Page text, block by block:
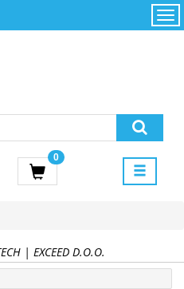
0
Početna
korišćenja i
PoweredByAsus
| EXCEED D.O.O.